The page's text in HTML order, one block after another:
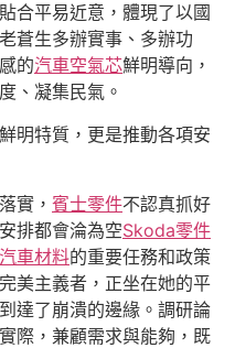
合平易近意，體現了以國
蒼生多辦實事、多辦功
的汽車空氣芯鮮明導向，
、凝集民氣。
明特質，更是推動各項安
實， 賓士零件不認真抓好
排都會淪為空Skoda零件
車材料的重要任務和政策
美主義者，正坐在她的平
達了崩潰的邊緣。調研論
際，兼顧需求與能夠，既